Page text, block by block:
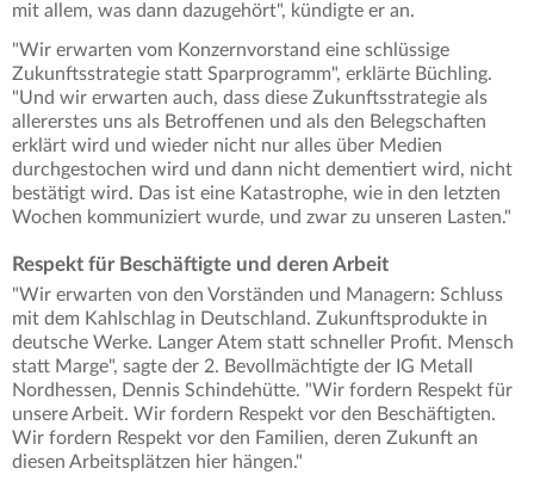
mit allem, was dann dazugehört", kündigte er an.
"Wir erwarten vom Konzernvorstand eine schlüssige
Zukunftsstrategie statt Sparprogramm", erklärte Büchling.
"Und wir erwarten auch, dass diese Zukunftsstrategie als
allererstes uns als Betroffenen und als den Belegschaften
erklärt wird und wieder nicht nur alles über Medien
durchgestochen wird und dann nicht dementiert wird, nicht
bestätigt wird. Das ist eine Katastrophe, wie in den letzten
Wochen kommuniziert wurde, und zwar zu unseren Lasten."
Respekt für Beschäftigte und deren Arbeit
"Wir erwarten von den Vorständen und Managern: Schluss
mit dem Kahlschlag in Deutschland. Zukunftsprodukte in
deutsche Werke. Langer Atem statt schneller Profit. Mensch
statt Marge", sagte der 2. Bevollmächtigte der IG Metall
Nordhessen, Dennis Schindehütte. "Wir fordern Respekt für
unsere Arbeit. Wir fordern Respekt vor den Beschäftigten.
Wir fordern Respekt vor den Familien, deren Zukunft an
diesen Arbeitsplätzen hier hängen."